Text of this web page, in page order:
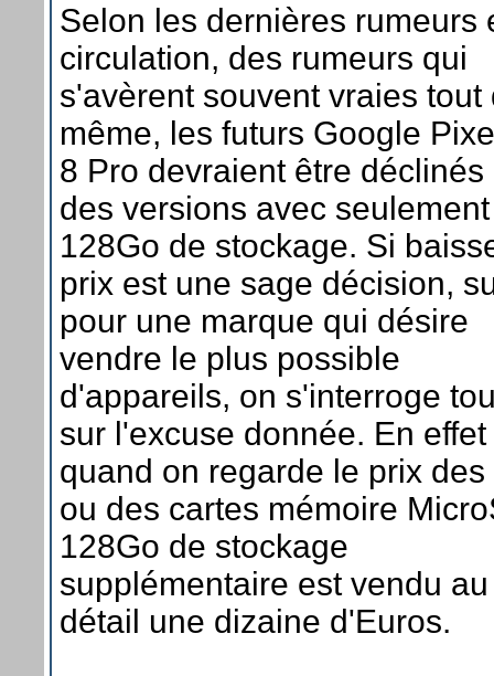
Selon les dernières rumeurs
circulation, des rumeurs qui
s'avèrent souvent vraies tout
même, les futurs Google
8 Pro devraient être déclinés
des versions avec seulement
128Go de stockage. Si
prix est une sage décision,
pour une marque qui désire
vendre le plus possible
d'appareils, on s'interroge
sur l'excuse donnée. En effet
quand on regarde le prix des
ou des cartes mémoire
128Go de stockage
supplémentaire est vendu au
détail une dizaine d'Euros.